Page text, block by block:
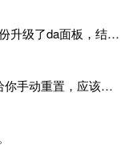
是的证书过期了，原因是我12月份升级了da面板，结果后台证书就不更新了，目前还在排查问题。切换PHP版本现在没有了，因为DA新版不支持。
可以给我QQ或者微信发消息，给你手动重置，应该是服务器插件有问题了，这个wp的主题太老了，导致现在好多的问题，网站的签到功能也是因为这个原因导致的。